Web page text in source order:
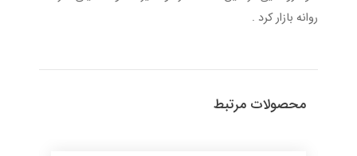
روانه بازار کرد .
محصولات مرتبط